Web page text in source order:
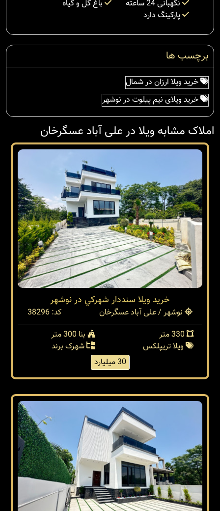
نگهبانی 24 ساعته
باغ گل و گیاه
پارکینگ دارد
برچسب ها
خرید ویلا ارزان در شمال
خرید ویلای نیم پیلوت در نوشهر
املاک مشابه ویلا در علی آباد عسگرخان
خريد ويلا سنددار شهركي در نوشهر
نوشهر / علی آباد عسگرخان
کد: 38296
بنا 300 متر
ویلا تریپلکس
شهرک برند
30 میلیارد